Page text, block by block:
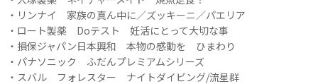
・リンナイ 家族の真ん中に／ズッキーニ／パエリア
・ロート製薬 Doテスト 妊活にとって大切な事
・損保ジャパン日本興和 本物の感動を ひまわり
・パナソニック ふだんプレミアムシリーズ
・スバル フォレスター ナイトダイビング/流星群